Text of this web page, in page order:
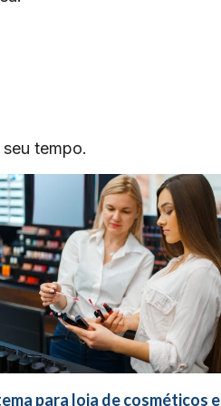
tempo.
para loja de cosméticos e